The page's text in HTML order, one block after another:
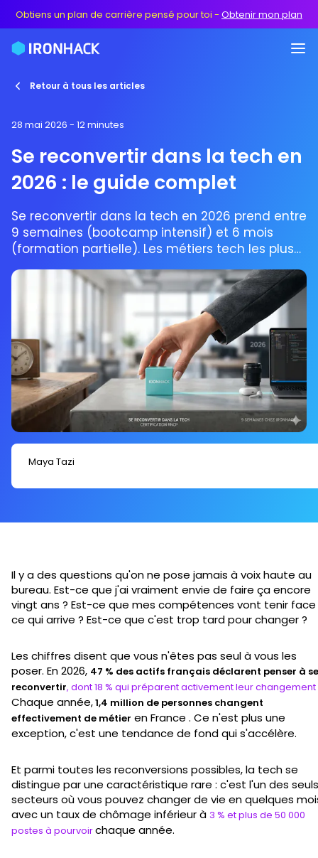
Obtiens un plan de carrière pensé pour toi - Obtenir mon plan
Retour à tous les articles
28 mai 2026 - 12 minutes
Se reconvertir dans la tech en
2026 : le guide complet
Se reconvertir dans la tech en 2026 prend entre
9 semaines (bootcamp intensif) et 6 mois
(formation partielle). Les métiers tech les plus
accessibles en reconversion sont développeur
web, data analyst, UX/UI designer et spécialiste
en cybersécurité. Le numérique emploie plus de
900 000 personnes en France avec moins de 3
% de chômage. Les bootcamps certifiants sont
finançables via le CPF, Transitions Pro ou
l'alternance : dans de nombreux cas sans rien
avancer.
Maya Tazi
Il y a des questions qu'on ne pose jamais à voix haute au
bureau. Est-ce que j'ai vraiment envie de faire ça encore
vingt ans ? Est-ce que mes compétences vont tenir
ce qui arrive ? Est-ce que c'est trop tard pour changer ?
Les chiffres disent que vous n'êtes pas seul à vous les
poser. En 2026, 47 % des actifs français déclarent penser à se
reconvertir, dont 18 % qui préparent activement leur changement
Chaque année,1,4 million de personnes changent
effectivement de métier en France . Ce n'est plus une
exception, c'est une tendance de fond qui s'accélère.
Et parmi toutes les reconversions possibles, la tech se
distingue par une caractéristique rare : c'est l'un des seuls
secteurs où vous pouvez changer de vie en quelques
avec un taux de chômage inférieur à 3 % et plus de 50 000
postes à pourvoirchaque année.